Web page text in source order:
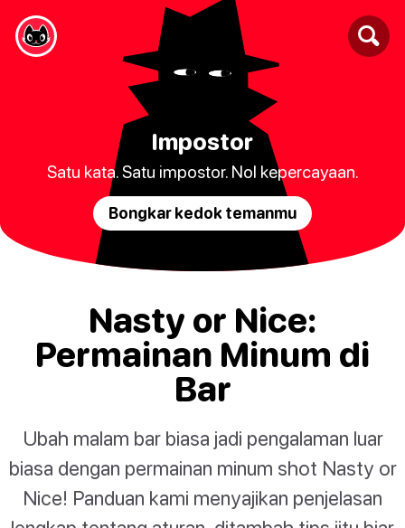
Impostor
Satu kata. Satu impostor. Nol kepercayaan.
Bongkar kedok temanmu
Nasty or Nice:
Permainan Minum di
Bar
Ubah malam bar biasa jadi pengalaman luar
biasa dengan permainan minum shot Nasty or
Nice! Panduan kami menyajikan penjelasan